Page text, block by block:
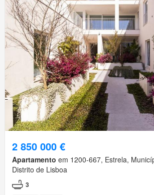
2 850 000 €
Apartamento em 1200-667, Estrela,
Distrito de Lisboa
3